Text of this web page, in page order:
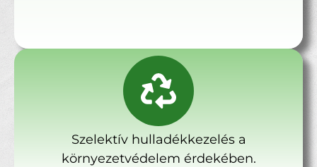
Szelektív hulladékkezelés a
környezetvédelem érdekében.